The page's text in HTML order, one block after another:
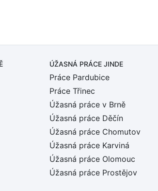
ÚŽASNÁ PRÁCE JINDE
Práce Pardubice
Práce Třinec
Úžasná práce v Brně
Úžasná práce Děčín
Úžasná práce Chomutov
Úžasná práce Karviná
Úžasná práce Olomouc
Úžasná práce Prostějov